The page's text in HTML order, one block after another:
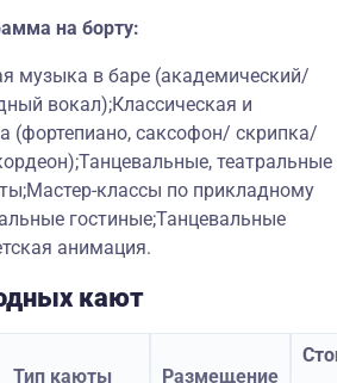
на борту:
музыка в баре (академический/
вокал);Классическая и
(фортепиано, саксофон/ скрипка/
театральные
классы по прикладному
гостиные;Танцевальные
анимация.
кают
Тип каюты Размещение